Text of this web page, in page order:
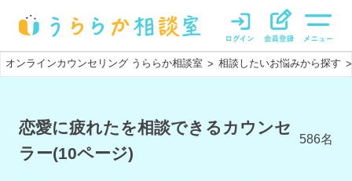
オンラインカウンセリング うららか相談室 > 相談したいお悩みから探す >
恋愛に疲れたを相談できるカウンセ
ラー(10ページ)
586名